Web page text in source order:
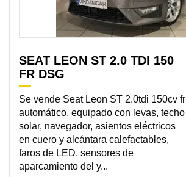
SEAT LEON ST 2.0 TDI 150
FR DSG
Se vende Seat Leon ST 2.0tdi 150cv fr
automático, equipado con levas, techo
solar, navegador, asientos eléctricos
en cuero y alcántara calefactables,
faros de LED, sensores de
aparcamiento del y...